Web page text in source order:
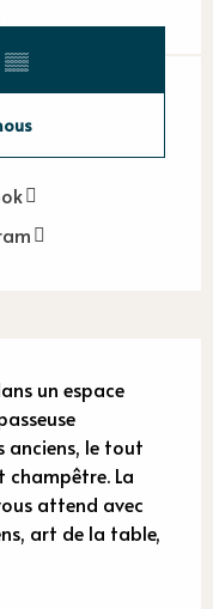
▒▒
un espace
anciens, le tout
champêtre. La
attend avec
art de la table,